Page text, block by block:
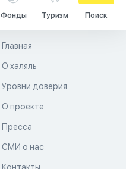
Фонды Туризм Поиск
Главная
О халяль
Уровни доверия
О проекте
Пресса
СМИ о нас